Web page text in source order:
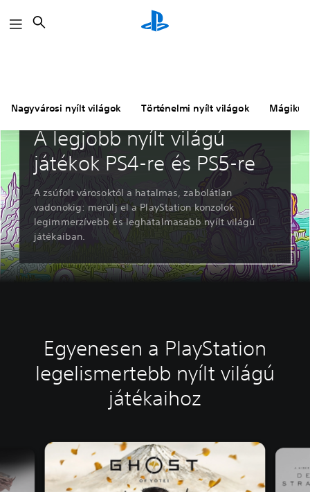
Nagyvárosi nyílt világok Történelmi nyílt világok
Útmutatók és cikkek
A legjobb nyílt világú
játékok PS4-re és PS5-re
A zsúfolt városoktól a hatalmas, zabolátlan
vadonokig: merülj el a PlayStation konzolok
legimmerzívebb és leghatalmasabb nyílt világú
játékaiban.
Egyenesen a PlayStation
legelismertebb nyílt világú
játékaihoz